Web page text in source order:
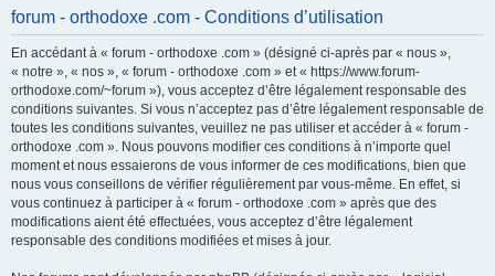
forum - orthodoxe .com - Conditions d’utilisation
En accédant à « forum - orthodoxe .com » (désigné ci-après par « nous »,
« notre », « nos », « forum - orthodoxe .com » et « https://www.forum-
orthodoxe.com/~forum »), vous acceptez d’être légalement responsable des
conditions suivantes. Si vous n’acceptez pas d’être légalement responsable de
toutes les conditions suivantes, veuillez ne pas utiliser et accéder à « forum -
orthodoxe .com ». Nous pouvons modifier ces conditions à n’importe quel
moment et nous essaierons de vous informer de ces modifications, bien que
nous vous conseillons de vérifier régulièrement par vous-même. En effet, si
vous continuez à participer à « forum - orthodoxe .com » après que des
modifications aient été effectuées, vous acceptez d’être légalement
responsable des conditions modifiées et mises à jour.